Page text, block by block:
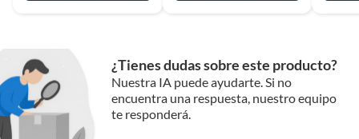
Capacidad de
recuperación
No Aplica
¿Tienes dudas sobre este producto?
Nuestra IA puede ayudarte. Si no
encuentra una respuesta, nuestro equipo
te responderá.